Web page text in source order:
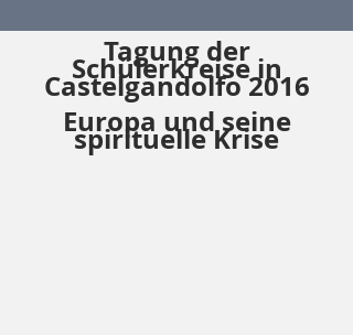
Tagung der
Schülerkreise in
Castelgandolfo 2016
Europa und seine
spirituelle Krise